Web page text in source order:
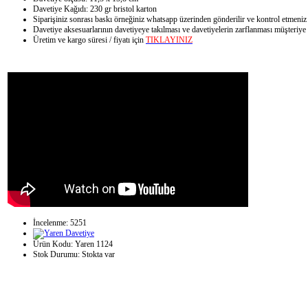
Davetiye Kağıdı: 230 gr bristol karton
Siparişiniz sonrası baskı örneğiniz whatsapp üzerinden gönderilir ve kontrol
Davetiye aksesuarlarının davetiyeye takılması ve davetiyelerin zarflanması
Üretim ve kargo süresi / fiyatı için TIKLAYINIZ
İncelenme: 5251
Ürün Kodu: Yaren 1124
Stok Durumu: Stokta var